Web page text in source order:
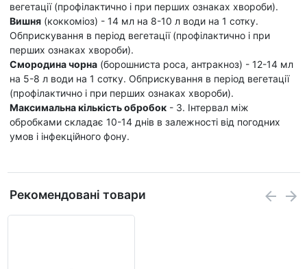
вегетації (профілактично і при перших ознаках хвороби).
Вишня (коккоміоз) - 14 мл на 8-10 л води на 1 сотку.
Обприскування в період вегетації (профілактично і при
перших ознаках хвороби).
Смородина чорна (борошниста роса, антракноз) - 12-14 мл
на 5-8 л води на 1 сотку. Обприскування в період вегетації
(профілактично і при перших ознаках хвороби).
Максимальна кількість обробок - 3. Інтервал між
обробками складає 10-14 днів в залежності від погодних
умов і інфекційного фону.
Рекомендовані товари